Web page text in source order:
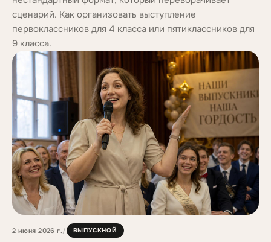
сценарий. Как организовать выступление
первоклассников для 4 класса или пятиклассников для
9 класса.
2 июня 2026 г./ ВЫПУСКНОЙ